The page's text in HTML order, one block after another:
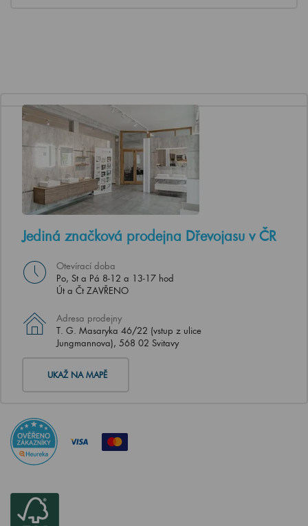
Jediná značková prodejna Dřevojasu v ČR
Otevírací doba
Po, St a Pá 8-12 a 13-17 hod
Út a Čt ZAVŘENO
Adresa prodejny
T. G. Masaryka 46/22 (vstup z ulice
Jungmannova), 568 02 Svitavy
UKAŽ NA MAPĚ